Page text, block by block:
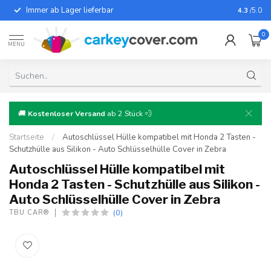
Immer ab Lager lieferbar Für fast
4.3 /5.0
MENU
0
🚚 Kostenloser Versand ab 2 Stück 💨
Startseite /
Autoschlüssel Hülle kompatibel mit Honda 2 Tasten -
Schutzhülle aus Silikon - Auto Schlüsselhülle Cover in Zebra
Autoschlüssel Hülle kompatibel mit
Honda 2 Tasten - Schutzhülle aus Silikon -
Auto Schlüsselhülle Cover in Zebra
TBU CAR® (0)